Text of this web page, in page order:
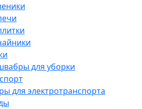
для уборки
для электротранспорта